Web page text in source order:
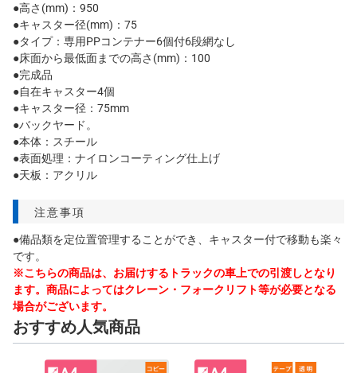
●高さ(mm)：950
●キャスター径(mm)：75
●タイプ：専用PPコンテナー6個付6段網なし
●床面から最低面までの高さ(mm)：100
●完成品
●自在キャスター4個
●キャスター径：75mm
●バックヤード。
●本体：スチール
●表面処理：ナイロンコーティング仕上げ
●天板：アクリル
注意事項
●備品類を定位置管理することができ、キャスター付で移動も楽々
です。
※こちらの商品は、お届けするトラックの車上での引渡しとなり
ます。商品によってはクレーン・フォークリフト等が必要となる
場合がございます。
おすすめ人気商品